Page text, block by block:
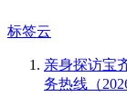
标签云
亲身探访宝
务热线（